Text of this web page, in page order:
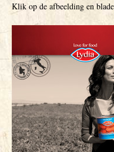
Klik op de afbeelding en